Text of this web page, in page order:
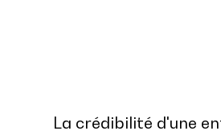
La crédibilité d'une